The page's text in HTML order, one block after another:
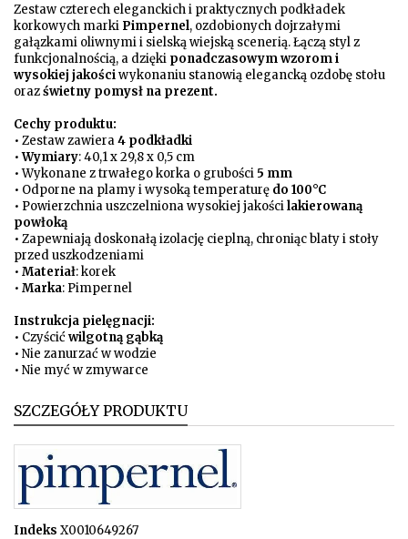
Zestaw czterech eleganckich i praktycznych podkładek
korkowych marki Pimpernel, ozdobionych dojrzałymi
gałązkami oliwnymi i sielską wiejską scenerią. Łączą styl z
funkcjonalnością, a dzięki ponadczasowym wzorom i
wysokiej jakościwykonaniu stanowią elegancką ozdobę stołu
orazświetny pomysł na prezent.
Cechy produktu:
• Zestaw zawiera4 podkładki
•Wymiary: 40,1 x 29,8 x 0,5 cm
• Wykonane z trwałego korka o grubości 5 mm
• Odporne na plamy i wysoką temperaturę do 100°C
• Powierzchnia uszczelniona wysokiej jakościlakierowaną
powłoką
• Zapewniają doskonałą izolację cieplną, chroniąc blaty i stoły
przed uszkodzeniami
• Materiał: korek
• Marka: Pimpernel
Instrukcja pielęgnacji:
• Czyścić wilgotną gąbką
• Nie zanurzać w wodzie
• Nie myć w zmywarce
SZCZEGÓŁY PRODUKTU
Indeks X0010649267